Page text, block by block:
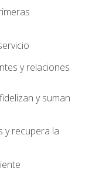
y relaciones
y suman
y recupera la